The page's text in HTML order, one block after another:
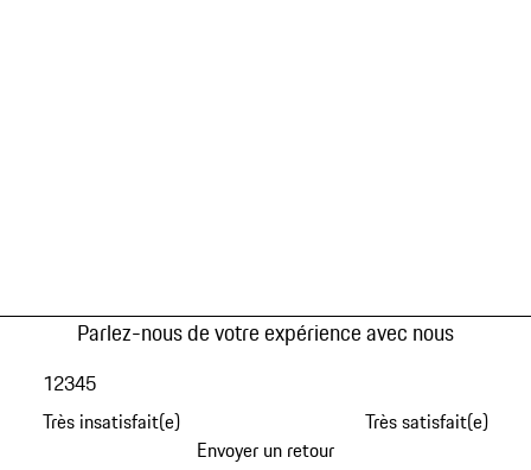
Parlez-nous de votre expérience avec nous
Très insatisfait(e)
12345
Très satisfait(e)
Envoyer un retour